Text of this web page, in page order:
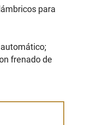
para
frenado de